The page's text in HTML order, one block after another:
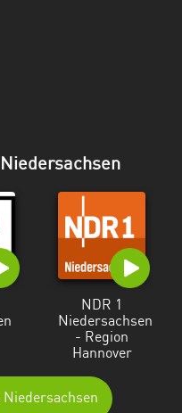
NDR 1
Niedersachsen
- Region
Hannover